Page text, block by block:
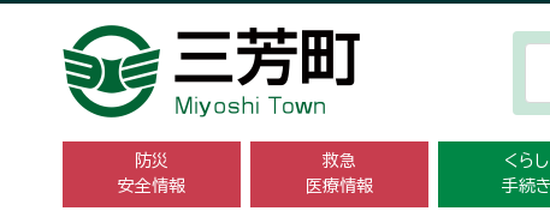
防災
安全情報
救急
医療情報
くらし
手続き